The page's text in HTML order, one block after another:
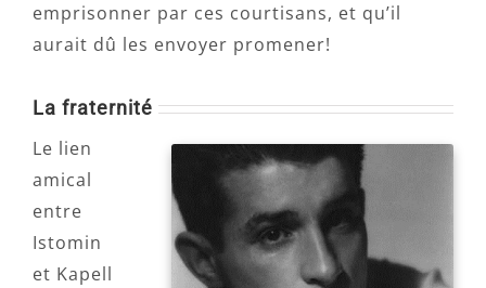
emprisonner par ces courtisans, et qu’il
aurait dû les envoyer promener!
La fraternité
Le lien
amical
entre
Istomin
et Kapell